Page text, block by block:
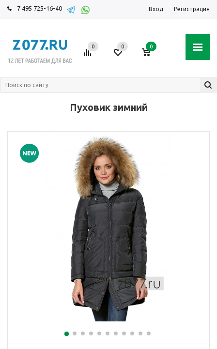
7 495 725-16-40 Вход Регистрация
0 0 0
Пуховик зимний